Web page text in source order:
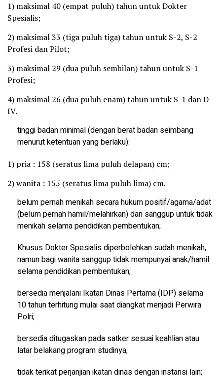
1) maksimal 40 (empat puluh) tahun untuk Dokter
Spesialis;
2) maksimal 33 (tiga puluh tiga) tahun untuk S-2, S-2
Profesi dan Pilot;
3) maksimal 29 (dua puluh sembilan) tahun untuk S-1
Profesi;
4) maksimal 26 (dua puluh enam) tahun untuk S-1 dan D-
IV.
tinggi badan minimal (dengan berat badan seimbang
menurut ketentuan yang berlaku):
1) pria : 158 (seratus lima puluh delapan) cm;
2) wanita : 155 (seratus lima puluh lima) cm.
belum pernah menikah secara hukum positif/agama/adat
(belum pernah hamil/melahirkan) dan sanggup untuk tidak
menikah selama pendidikan pembentukan;
Khusus Dokter Spesialis diperbolehkan sudah menikah,
namun bagi wanita sanggup tidak mempunyai anak/hamil
selama pendidikan pembentukan;
bersedia menjalani Ikatan Dinas Pertama (IDP) selama
10 tahun terhitung mulai saat diangkat menjadi Perwira
Polri;
bersedia ditugaskan pada satker sesuai keahlian atau
latar belakang program studinya;
tidak terikat perjanjian ikatan dinas dengan instansi lain;